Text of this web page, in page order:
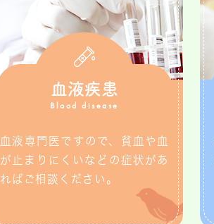
血液疾患
Blood disease
血液専門医ですので、貧血や血
が止まりにくいなどの症状があ
ればご相談ください。